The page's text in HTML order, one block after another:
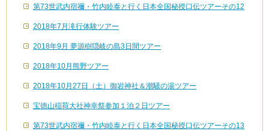
第73世武内宿禰・竹内睦泰と行く日本全国秘授口伝ツアーその12
2018年7月滝行体験ツアー
2018年9月 夢源樹隠岐の島3日間ツアー
2018年10月熊野ツアー
2018年10月27日（土）御岩神社＆潮騒の湯ツアー
宝徳山稲荷大社神幸祭参加１泊２日ツアー
第73世武内宿禰・竹内睦泰と行く日本全国秘授口伝ツアーその13